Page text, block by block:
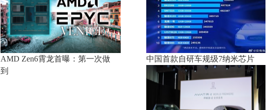
AMD Zen6霄龙首曝：第一次做
到
中国首款自研车规级7纳米芯片